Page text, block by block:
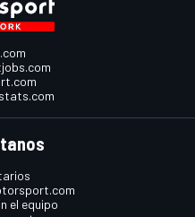
el equipo